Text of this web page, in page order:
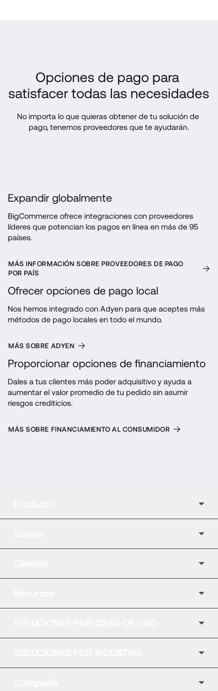
Opciones de pago para
satisfacer todas las necesidades
No importa lo que quieras obtener de tu solución de
pago, tenemos proveedores que te ayudarán.
Expandir globalmente
BigCommerce ofrece integraciones con proveedores
líderes que potencian los pagos en línea en más de 95
países.
MÁS INFORMACIÓN SOBRE PROVEEDORES DE PAGO
POR PAÍS
Ofrecer opciones de pago local
Nos hemos integrado con Adyen para que aceptes más
métodos de pago locales en todo el mundo.
MÁS SOBRE ADYEN
Proporcionar opciones de financiamiento
Dales a tus clientes más poder adquisitivo y ayuda a
aumentar el valor promedio de tu pedido sin asumir
riesgos crediticios.
MÁS SOBRE FINANCIAMIENTO AL CONSUMIDOR